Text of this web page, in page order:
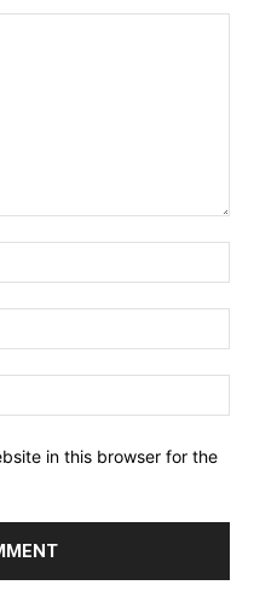
in this browser for the